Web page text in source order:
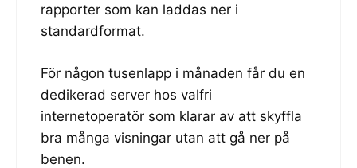
rapporter som kan laddas ner i
standardformat.
För någon tusenlapp i månaden får du en
dedikerad server hos valfri
internetoperatör som klarar av att skyffla
bra många visningar utan att gå ner på
benen.